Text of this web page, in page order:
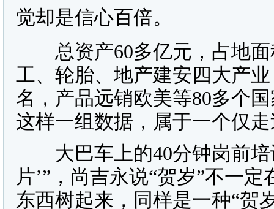
觉却是信心百倍。
总资产60多亿元，占地面
工、轮胎、地产建安四大产
名，产品远销欧美等80多个
这样一组数据，属于一个仅
大巴车上的40分钟岗前培
片’”，尚吉永说“贺岁”不一
东西树起来，同样是一种“贺